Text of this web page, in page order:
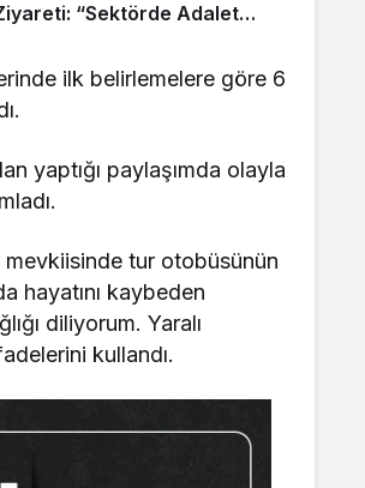
“Sektörde Adalet
ilk belirlemelere göre 6
yaptığı paylaşımda olayla
mevkiisinde tur otobüsünün
hayatını kaybeden
diliyorum. Yaralı
kullandı.